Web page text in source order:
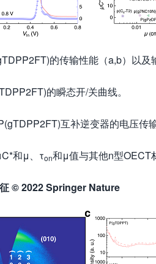
的传输性能（a,b）以及
的瞬态开/关曲线。
互补逆变器的电压传
和μ、τon和μ值与其他n型OECT
© 2022 Springer Nature